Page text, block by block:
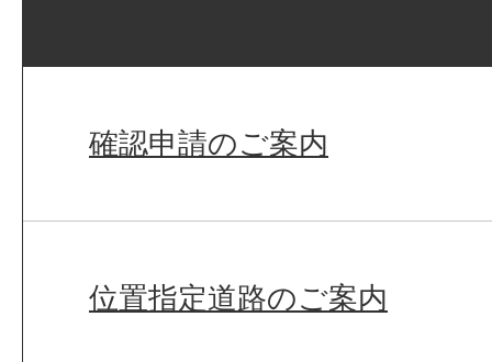
確認申請のご案内
位置指定道路のご案内